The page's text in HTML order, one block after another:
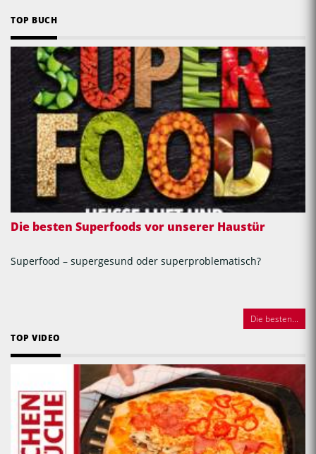
TOP BUCH
Die besten Superfoods vor unserer Haustür
Superfood – supergesund oder superproblematisch?
Die besten...
TOP VIDEO